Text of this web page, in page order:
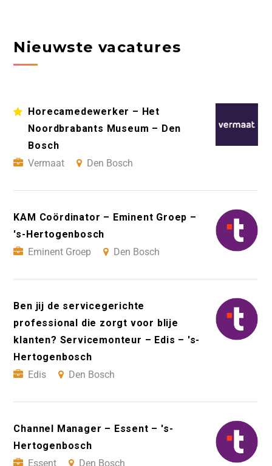
Nieuwste vacatures
Horecamedewerker – Het
Noordbrabants Museum – Den
Bosch
Vermaat
Den Bosch
KAM Coördinator – Eminent Groep –
's-Hertogenbosch
Eminent Groep
Den Bosch
Ben jij de servicegerichte
professional die zorgt voor blije
klanten? Servicemonteur – Edis – 's-
Hertogenbosch
Edis
Den Bosch
Channel Manager – Essent – 's-
Hertogenbosch
Essent
Den Bosch